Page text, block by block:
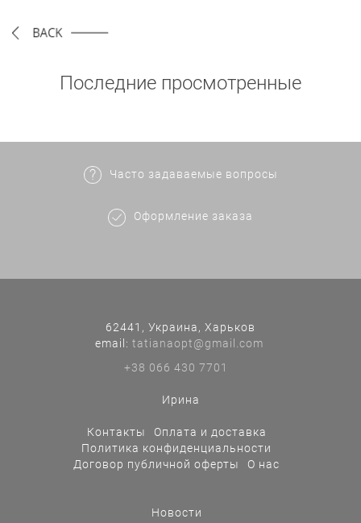
Последние просмотренные
Часто задаваемые вопросы
Оформление заказа
62441, Украина, Харьков
еmail: tatianaopt@gmail.com
+38 066 430 7701
Ирина
Контакты
Оплата и доставка
Политика конфиденциальности
Договор публичной оферты
О нас
Новости